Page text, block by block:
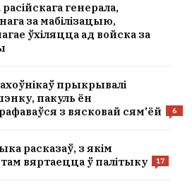
генерала,
за мабілізацыю,
ўхіляцца ад войска за
прыкрывалі
пакуль ён
з вясковай сям'ёй
6
расказаў, з якім
вяртаецца ў палітыку
17